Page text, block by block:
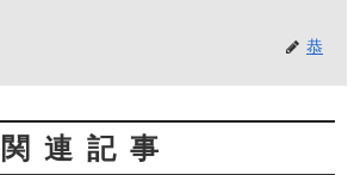
恭
関連記事